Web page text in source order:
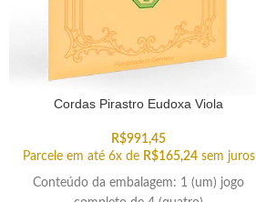
Cordas Pirastro Eudoxa Viola
R$991,45
Parcele em até 6x de R$165,24 sem juros
Conteúdo da embalagem: 1 (um) jogo